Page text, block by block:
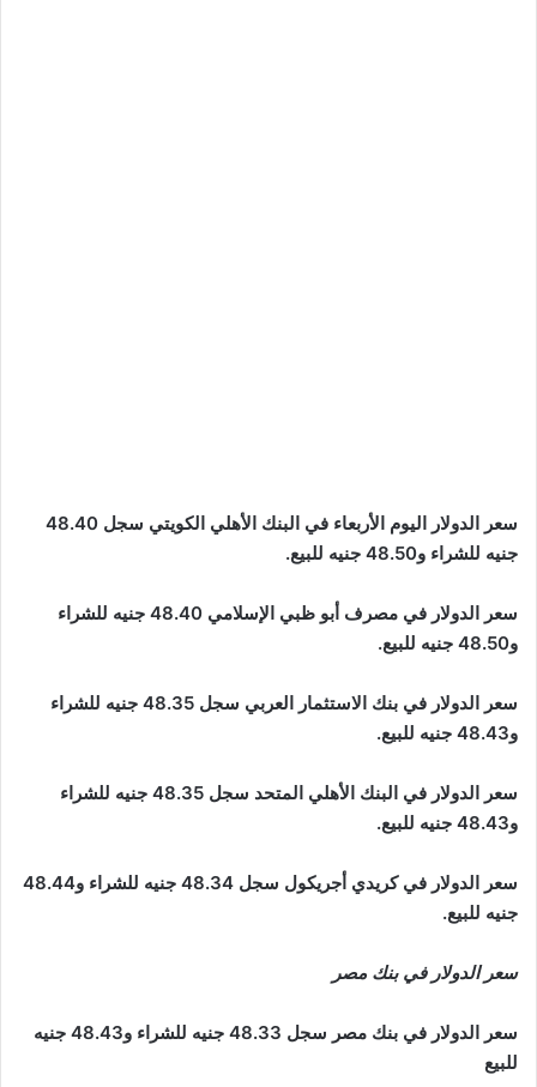
سعر الدولار اليوم الأربعاء في البنك الأهلي الكويتي سجل 48.40
جنيه للشراء و48.50 جنيه للبيع.
سعر الدولار في مصرف أبو ظبي الإسلامي 48.40 جنيه للشراء
و48.50 جنيه للبيع.
سعر الدولار في بنك الاستثمار العربي سجل 48.35 جنيه للشراء
و48.43 جنيه للبيع.
سعر الدولار في البنك الأهلي المتحد سجل 48.35 جنيه للشراء
و48.43 جنيه للبيع.
سعر الدولار في كريدي أجريكول سجل 48.34 جنيه للشراء و48.44
جنيه للبيع.
سعر الدولار في بنك مصر
سعر الدولار في بنك مصر سجل 48.33 جنيه للشراء و48.43 جنيه
للبيع